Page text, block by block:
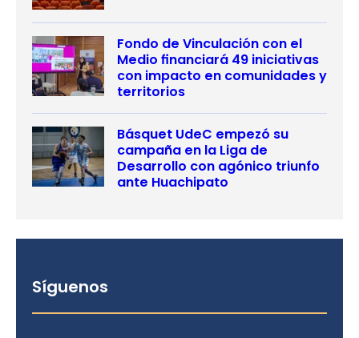
Fondo de Vinculación con el
Medio financiará 49 iniciativas
con impacto en comunidades y
territorios
Básquet UdeC empezó su
campaña en la Liga de
Desarrollo con agónico triunfo
ante Huachipato
Síguenos